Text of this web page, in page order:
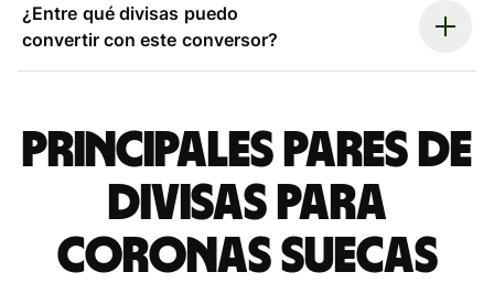
¿Entre qué divisas puedo
convertir con este conversor?
Principales pares de
divisas para
coronas suecas